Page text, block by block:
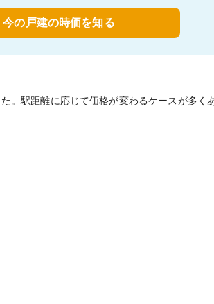
今の戸建の時価を知る
。駅距離に応じて価格が変わるケースが多く